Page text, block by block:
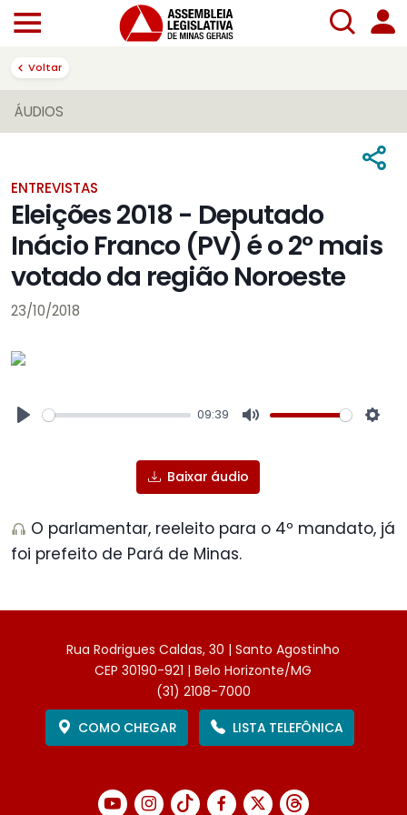
Voltar
ÁUDIOS
ENTREVISTAS
Eleições 2018 - Deputado
Inácio Franco (PV) é o 2º mais
votado da região Noroeste
23/10/2018
09:39
Baixar áudio
O parlamentar, reeleito para o 4º mandato, já
foi prefeito de Pará de Minas.
Rua Rodrigues Caldas, 30 | Santo Agostinho
CEP 30190-921 | Belo Horizonte/MG
(31) 2108-7000
COMO CHEGAR
LISTA TELEFÔNICA